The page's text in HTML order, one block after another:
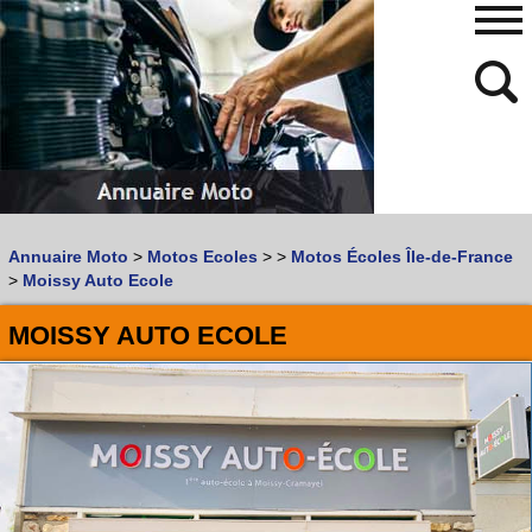
Vous recherchez un garage MOTOouSCOOTER?
Quoi :
Où :
Trouver un garage Moto !
Recherche avancée
Retrouvez dans votre VILLE
les bonnes adresses deL'ANNUAIRE MOTO & SCOOTER
480
768
Annuaire Moto > Motos Ecoles > > Motos Écoles Île-de-France
> Moissy Auto Ecole
MOISSY AUTO ECOLE